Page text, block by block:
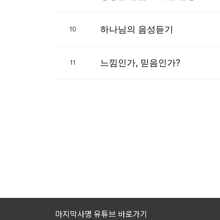
10 하나님의 음성듣기
11 느낌인가, 믿음인가?
마지막사명 유튜브 바로가기